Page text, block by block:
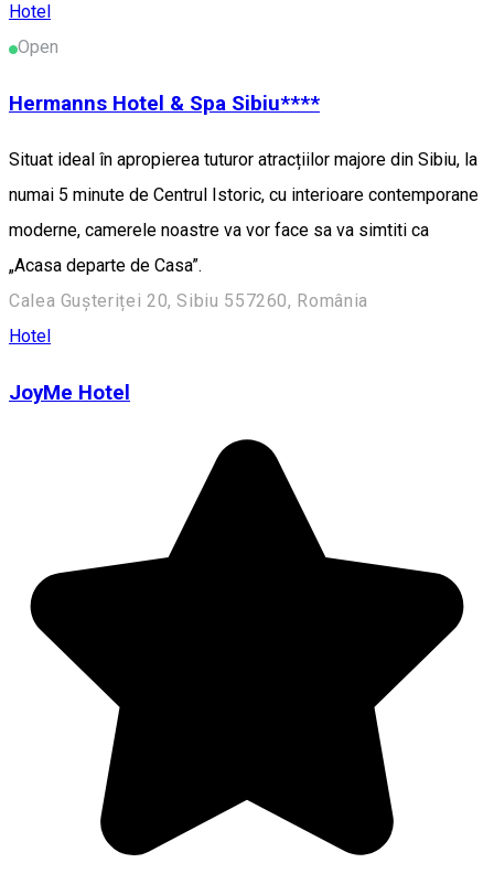
Hotel
Open
Hermanns Hotel & Spa Sibiu****
Situat ideal în apropierea tuturor atracțiilor majore din Sibiu, la
numai 5 minute de Centrul Istoric, cu interioare contemporane
moderne, camerele noastre va vor face sa va simtiti ca
„Acasa departe de Casa”.
Calea Gușteriței 20, Sibiu 557260, România
Hotel
JoyMe Hotel